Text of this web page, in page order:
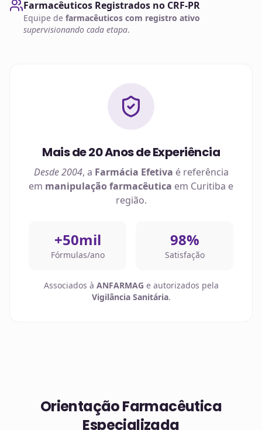
Farmacêuticos Registrados no CRF-PR
Equipe de farmacêuticos com registro ativo
supervisionando cada etapa.
Mais de 20 Anos de Experiência
Desde 2004, a Farmácia Efetiva é referência
em manipulação farmacêutica em Curitiba e
região.
+50mil
Fórmulas/ano
98%
Satisfação
Associados à ANFARMAG e autorizados pela
Vigilância Sanitária.
Orientação Farmacêutica
Especializada